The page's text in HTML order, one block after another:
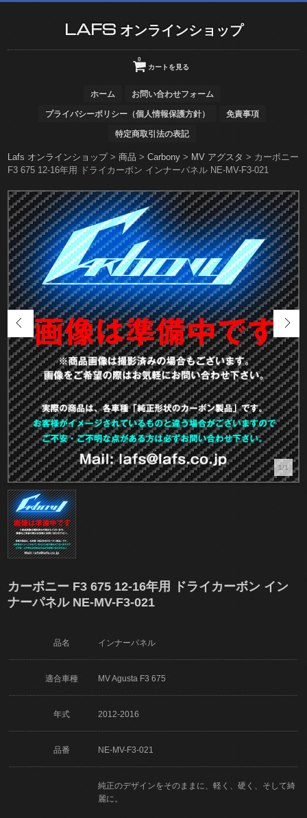
LAFS オンラインショップ
カートを見る
0
ホーム お問い合わせフォーム
プライバシーポリシー（個人情報保護方針） 免責事項
特定商取引法の表記
Lafs オンラインショップ>商品 >Carbony > MV アグスタ > カーボニー
F3 675 12-16年用 ドライカーボン インナーパネル NE-MV-F3-021
1/1
カーボニー F3 675 12-16年用 ドライカーボン イン
ナーパネル NE-MV-F3-021
品名 インナーパネル
適合車種 MV Agusta F3 675
年式 2012-2016
品番 NE-MV-F3-021
純正のデザインをそのままに、軽く、硬く、そして綺
麗に。